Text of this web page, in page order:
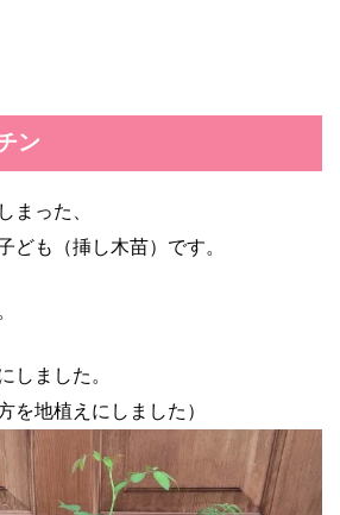
ン
まった、
ども（挿し木苗）です。
しました。
を地植えにしました）